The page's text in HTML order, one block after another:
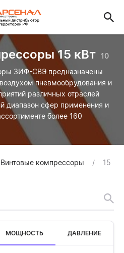
15 кВт
10
ЗИФ-СВЭ предназначены
пневмообрудования и
различных отраслей
диапазон сфер применения и
более 160
Винтовые компрессоры
15
МОЩНОСТЬ ДАВЛЕНИЕ